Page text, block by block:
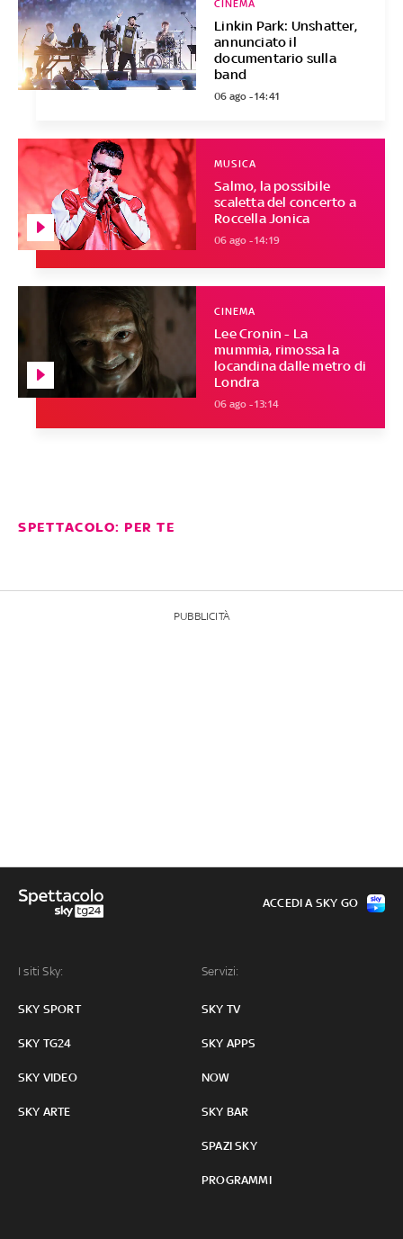
Linkin Park: Unshatter,
annunciato il
documentario sulla
band
CINEMA
06 ago - 14:41
Salmo, la possibile
scaletta del concerto a
Roccella Jonica
MUSICA
06 ago - 14:19
Lee Cronin - La
mummia, rimossa la
locandina dalle metro di
Londra
CINEMA
06 ago - 13:14
SPETTACOLO: PER TE
PUBBLICITÀ
I siti Sky:
SKY SPORT
SKY TG24
SKY VIDEO
SKY ARTE
Servizi:
SKY TV
SKY APPS
NOW
SKY BAR
SPAZI SKY
PROGRAMMI
ACCEDI A SKY GO